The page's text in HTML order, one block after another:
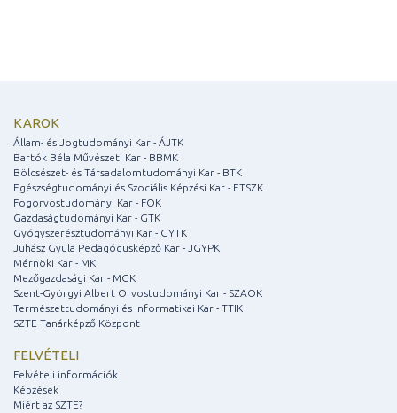
KAROK
Állam- és Jogtudományi Kar - ÁJTK
Bartók Béla Művészeti Kar - BBMK
Bölcsészet- és Társadalomtudományi Kar - BTK
Egészségtudományi és Szociális Képzési Kar - ETSZK
Fogorvostudományi Kar - FOK
Gazdaságtudományi Kar - GTK
Gyógyszerésztudományi Kar - GYTK
Juhász Gyula Pedagógusképző Kar - JGYPK
Mérnöki Kar - MK
Mezőgazdasági Kar - MGK
Szent-Györgyi Albert Orvostudományi Kar - SZAOK
Természettudományi és Informatikai Kar - TTIK
SZTE Tanárképző Központ
FELVÉTELI
Felvételi információk
Képzések
Miért az SZTE?